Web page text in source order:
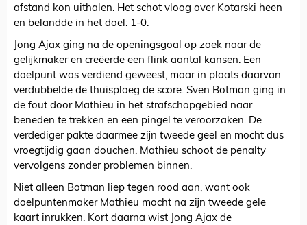
afstand kon uithalen. Het schot vloog over Kotarski heen
en belandde in het doel: 1-0.
Jong Ajax ging na de openingsgoal op zoek naar de
gelijkmaker en creëerde een flink aantal kansen. Een
doelpunt was verdiend geweest, maar in plaats daarvan
verdubbelde de thuisploeg de score. Sven Botman ging in
de fout door Mathieu in het strafschopgebied naar
beneden te trekken en een pingel te veroorzaken. De
verdediger pakte daarmee zijn tweede geel en mocht dus
vroegtijdig gaan douchen. Mathieu schoot de penalty
vervolgens zonder problemen binnen.
Niet alleen Botman liep tegen rood aan, want ook
doelpuntenmaker Mathieu mocht na zijn tweede gele
kaart inrukken. Kort daarna wist Jong Ajax de